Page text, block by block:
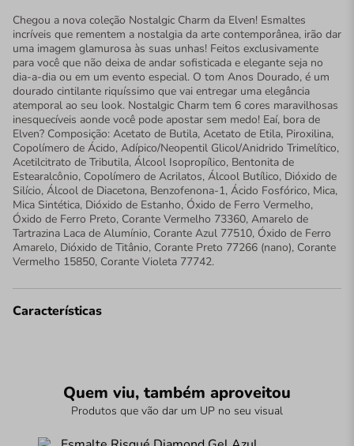
Chegou a nova coleção Nostalgic Charm da Elven! Esmaltes
incríveis que rementem a nostalgia da arte contemporânea, irão dar
uma imagem glamurosa às suas unhas! Feitos exclusivamente
para você que não deixa de andar sofisticada e elegante seja no
dia-a-dia ou em um evento especial. O tom Anos Dourado, é um
dourado cintilante riquíssimo que vai entregar uma elegância
atemporal ao seu look. Nostalgic Charm tem 6 cores maravilhosas
inesquecíveis aonde você pode apostar sem medo! Eaí, bora de
Elven? Composição: Acetato de Butila, Acetato de Etila, Piroxilina,
Copolímero de Ácido, Adípico/Neopentil Glicol/Anidrido Trimelítico,
Acetilcitrato de Tributila, Álcool Isopropílico, Bentonita de
Estearalcônio, Copolímero de Acrilatos, Álcool Butílico, Dióxido de
Silício, Álcool de Diacetona, Benzofenona-1, Ácido Fosfórico, Mica,
Mica Sintética, Dióxido de Estanho, Óxido de Ferro Vermelho,
Óxido de Ferro Preto, Corante Vermelho 73360, Amarelo de
Tartrazina Laca de Alumínio, Corante Azul 77510, Óxido de Ferro
Amarelo, Dióxido de Titânio, Corante Preto 77266 (nano), Corante
Vermelho 15850, Corante Violeta 77742.
Características
Quem viu, também aproveitou
Produtos que vão dar um UP no seu visual